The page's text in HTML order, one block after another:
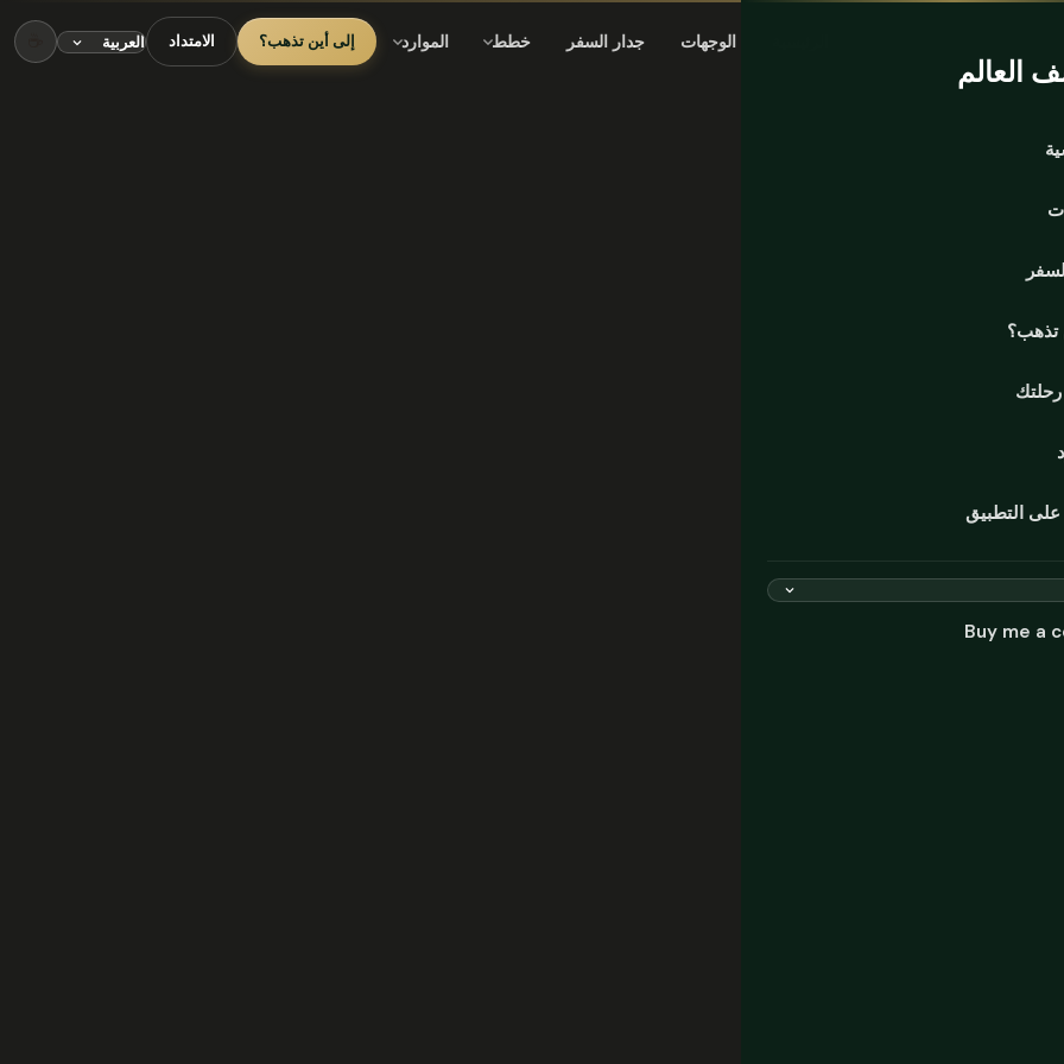
الوجهات جدار السفر خطط الموارد إلى أين تذهب؟ الامتداد
العالم
تذهب؟
التطبيق
Buy me a